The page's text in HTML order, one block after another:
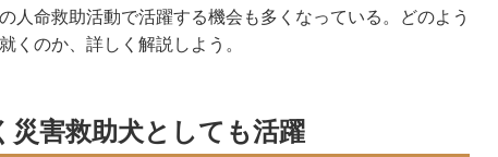
人命救助活動で活躍する機会も多くなっている。どのよう
くのか、詳しく解説しよう。
災害救助犬としても活躍